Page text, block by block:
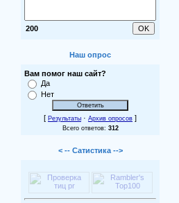
200
Наш опрос
Вам помог наш сайт?
Да
Нет
[ Результаты · Архив опросов ]
Всего ответов: 312
< -- Сатистика -->